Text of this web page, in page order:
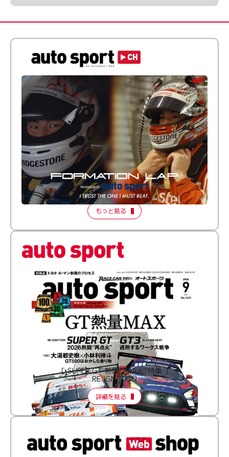
倒す相手を、信じてる。小林利徠斗 × 野村勇斗
【FORMATION LAP Produced by auto sport】
2026 Episode 2
もっと見る
［ SUPER GT 熱闘“再点火”特集 ］
RE:IGNITION
詳細を見る